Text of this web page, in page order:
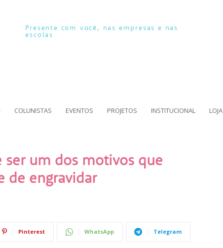
Presente com você, nas empresas e nas
escolas
COLUNISTAS EVENTOS PROJETOS INSTITUCIONAL LOJA
ser um dos motivos que
de engravidar
Pinterest WhatsApp Telegram